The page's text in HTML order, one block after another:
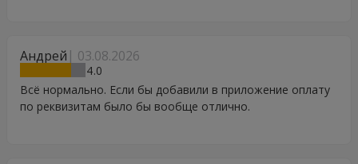
Андрей 03.08.2026
4
Всё нормально. Если бы добавили в приложение оплату
по реквизитам было бы вообще отлично.